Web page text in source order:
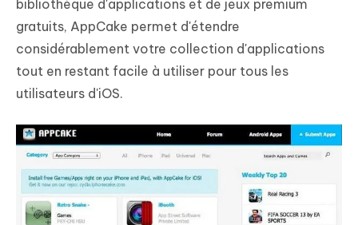
bibliothèque d'applications et de jeux premium
gratuits, AppCake permet d'étendre
considérablement votre collection d'applications
tout en restant facile à utiliser pour tous les
utilisateurs d'iOS.